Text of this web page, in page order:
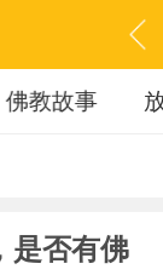
佛教故事
是否有佛